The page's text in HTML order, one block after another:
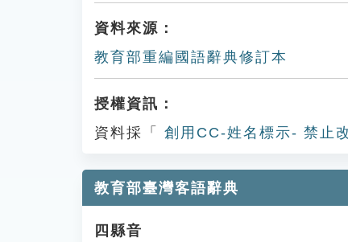
資料來源：
教育部重編國語辭典修訂本
授權資訊：
資料採「
創用CC-姓名標示- 禁止
教育部臺灣客語辭典
四縣音